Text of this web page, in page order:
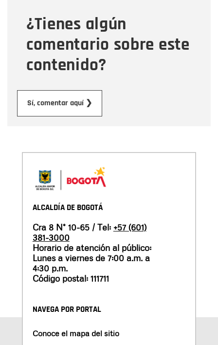
¿Tienes algún
comentario sobre este
contenido?
Sí, comentar aquí ❯
Mensaje
ALCALDÍA DE BOGOTÁ
Cra 8 N° 10-65 / Tel: +57 (601)
381-3000
Horario de atención al público:
Lunes a viernes de 7:00 a.m. a
4:30 p.m.
Código postal: 111711
NAVEGA POR PORTAL
Conoce el mapa del sitio